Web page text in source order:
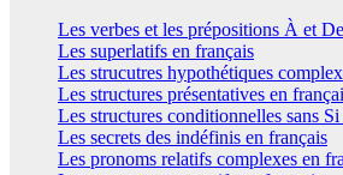
Les verbes et les prépositions À et
Les superlatifs en français
Les strucutres hypothétiques
Les structures présentatives en
Les structures conditionnelles sans
Les secrets des indéfinis en français
Les pronoms relatifs complexes en